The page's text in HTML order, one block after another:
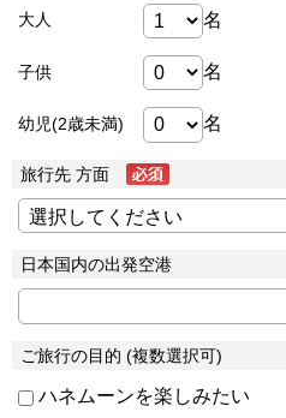
大人 名
子供 名
幼児(2歳未満) 名
旅行先 方面
日本国内の出発空港
ご旅行の目的 (複数選択可)
ハネムーンを楽しみたい